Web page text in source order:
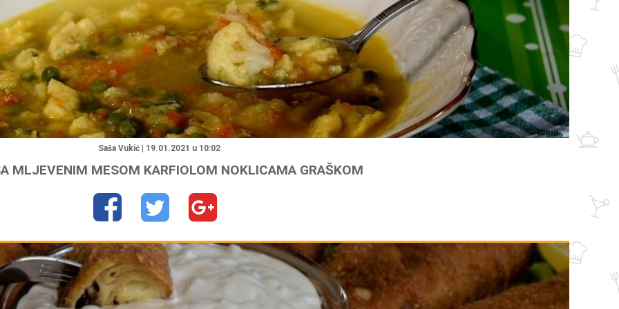
"
Saša Vukić | 19.01.2021 u 10:02
MLJEVENIM MESOM KARFIOLOM NOKLICAMA GRAŠKOM